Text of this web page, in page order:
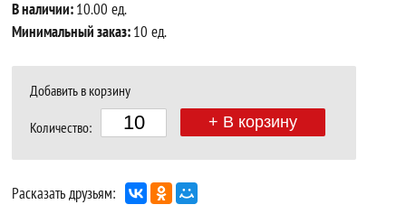
В наличии:10.00 ед.
Минимальный заказ:10 ед.
Добавить в корзину
Количество: + В корзину
Расказать друзьям: